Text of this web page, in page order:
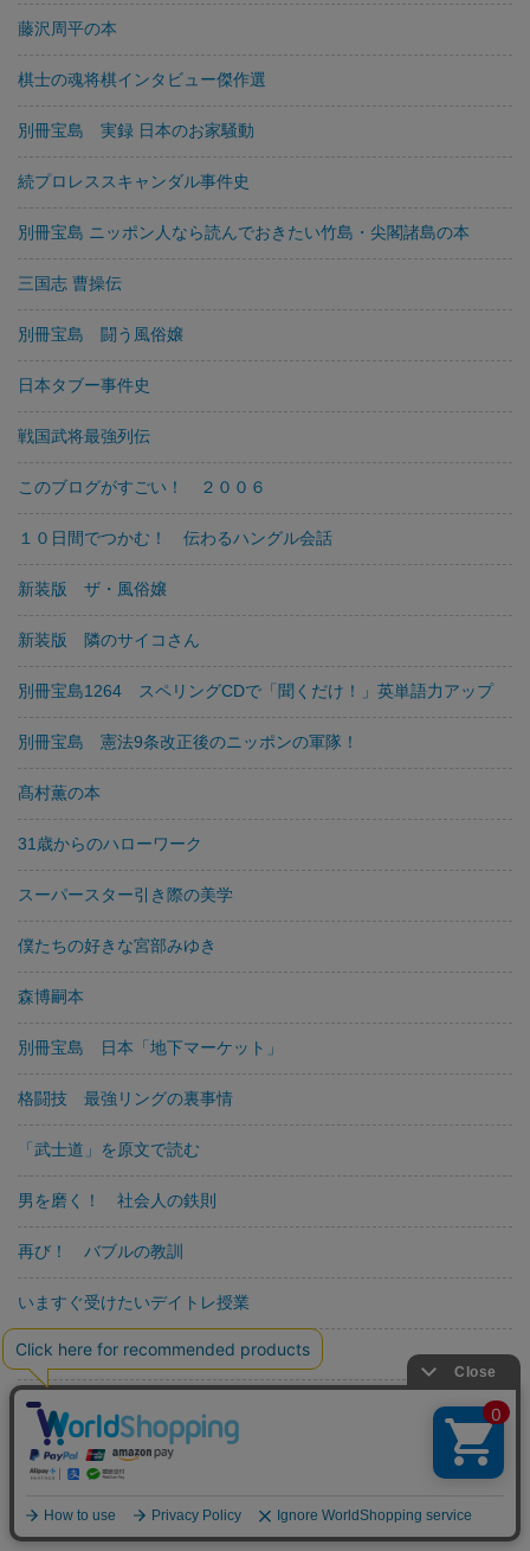
藤沢周平の本
棋士の魂将棋インタビュー傑作選
別冊宝島 実録 日本のお家騒動
続プロレススキャンダル事件史
別冊宝島 ニッポン人なら読んでおきたい竹島・尖閣諸島の本
三国志 曹操伝
別冊宝島 闘う風俗嬢
日本タブー事件史
戦国武将最強列伝
このブログがすごい！ ２００６
１０日間でつかむ！ 伝わるハングル会話
新装版 ザ・風俗嬢
新装版 隣のサイコさん
別冊宝島1264 スペリングCDで「聞くだけ！」英単語力アップ
別冊宝島 憲法9条改正後のニッポンの軍隊！
髙村薫の本
31歳からのハローワーク
スーパースター引き際の美学
僕たちの好きな宮部みゆき
森博嗣本
別冊宝島 日本「地下マーケット」
格闘技 最強リングの裏事情
「武士道」を原文で読む
男を磨く！ 社会人の鉄則
再び！ バブルの教訓
いますぐ受けたいデイトレ授業
グーグル明解検索術
別冊宝島1301 サッカーW杯日本代表＆スーパースター切り捨て
御免！
新版・水で血液サラサラ
マッサージのしくみ